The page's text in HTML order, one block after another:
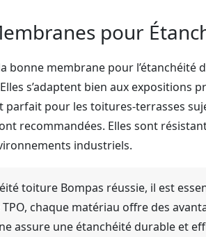
pour
bonne membrane pour
s’adaptent bien aux
parfait pour les toitures-terrasses
recommandées. Elles sont
industriels.
toiture Bompas réussie, il est
TPO, chaque matériau offre des
assure une étanchéité durable et